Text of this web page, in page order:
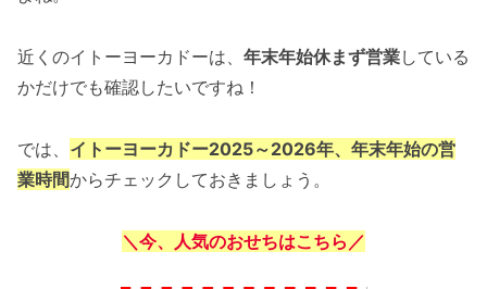
近くのイトーヨーカドーは、 年末年始休まず営業している
かだけでも確認したいですね！
では、 イトーヨーカドー2025～2026年、年末年始の営
業時間からチェックしておきましょう。
＼今、人気のおせちはこちら／